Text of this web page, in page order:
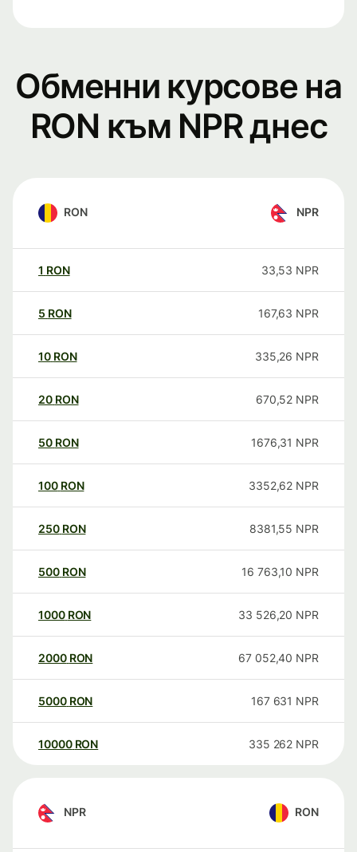
Обменни курсове на
RON към NPR днес
RON NPR
1 RON 33,53 NPR
5 RON 167,63 NPR
10 RON 335,26 NPR
20 RON 670,52 NPR
50 RON 1676,31 NPR
100 RON 3352,62 NPR
250 RON 8381,55 NPR
500 RON 16 763,10 NPR
1000 RON 33 526,20 NPR
2000 RON 67 052,40 NPR
5000 RON 167 631 NPR
10000 RON 335 262 NPR
NPR RON